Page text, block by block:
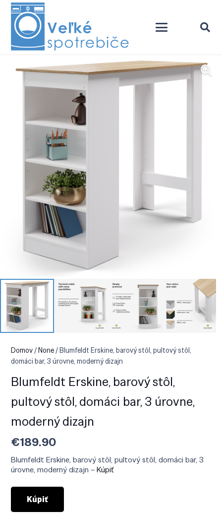
Domov/None/ Blumfeldt Erskine, barový stôl, pultový stôl,
domáci bar, 3 úrovne, moderný dizajn
Blumfeldt Erskine, barový stôl,
pultový stôl, domáci bar, 3 úrovne,
moderný dizajn
€189.90
Blumfeldt Erskine, barový stôl, pultový stôl, domáci bar, 3
úrovne, moderný dizajn –Kúpiť
Kúpiť